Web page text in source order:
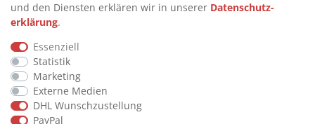
>
WIDERRUFSFORMULAR
IMPRESSUM
>
DATENSCHUTZERKLÄRUNG
>
AGB
>
KONTAKT
und den Diensten erklären wir in unserer Daten­schutz­
erklärung.
Essenziell
Statistik
Marketing
Externe Medien
DHL Wunschzustellung
PayPal